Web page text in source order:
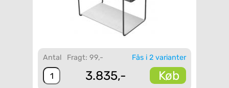
Fås i 2 varianter
Antal Fragt: 99,-
3.835,- Køb